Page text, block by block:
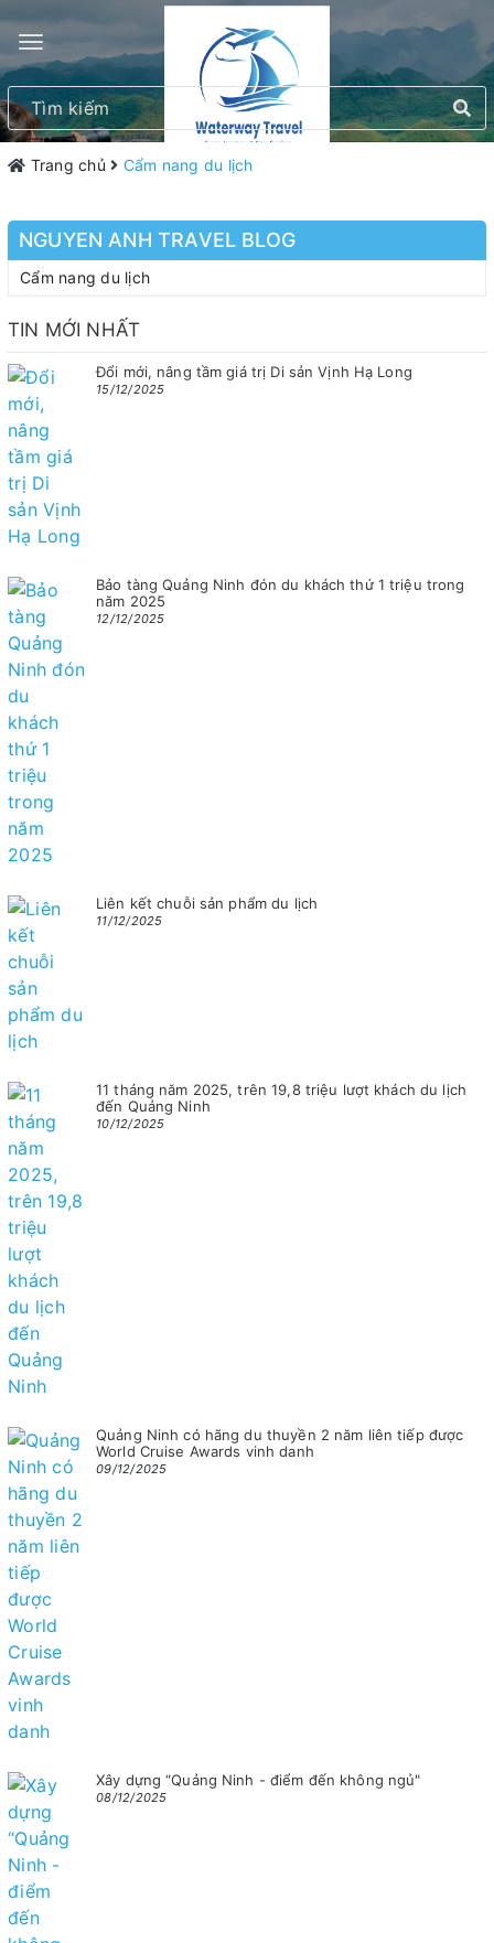
Trang chủ Cẩm nang du lịch
NGUYEN ANH TRAVEL BLOG
Cẩm nang du lịch
TIN MỚI NHẤT
Đổi mới, nâng tầm giá trị Di sản Vịnh Hạ Long
15/12/2025
Bảo tàng Quảng Ninh đón du khách thứ 1 triệu trong
năm 2025
12/12/2025
Liên kết chuỗi sản phẩm du lịch
11/12/2025
11 tháng năm 2025, trên 19,8 triệu lượt khách du lịch
đến Quảng Ninh
10/12/2025
Quảng Ninh có hãng du thuyền 2 năm liên tiếp được
World Cruise Awards vinh danh
09/12/2025
Xây dựng “Quảng Ninh - điểm đến không ngủ"
08/12/2025